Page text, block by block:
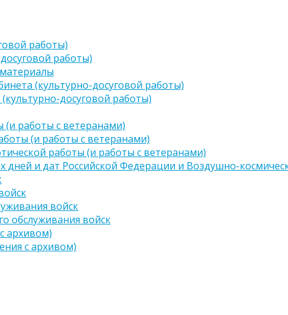
работы)
работы)
(культурно-досуговой работы)
досуговой работы)
(и работы с ветеранами)
(и работы с ветеранами)
работы (и работы с ветеранами)
и дат Российской Федерации и Воздушно-
войск
обслуживания войск
архивом)
с архивом)